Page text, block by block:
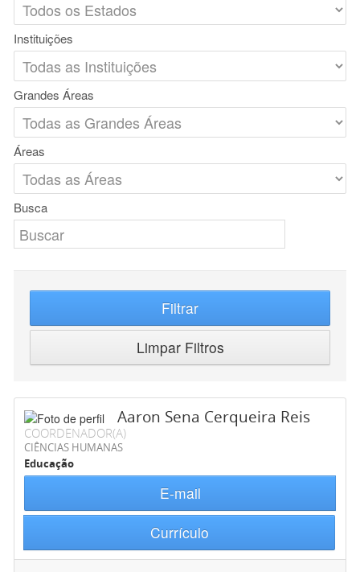
Instituições
Grandes Áreas
Áreas
Busca
Filtrar
Limpar Filtros
Aaron Sena Cerqueira Reis
COORDENADOR(A)
CIÊNCIAS HUMANAS
Educação
E-mail
Currículo